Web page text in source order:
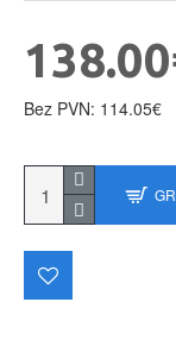
Bez PVN: 114.05€